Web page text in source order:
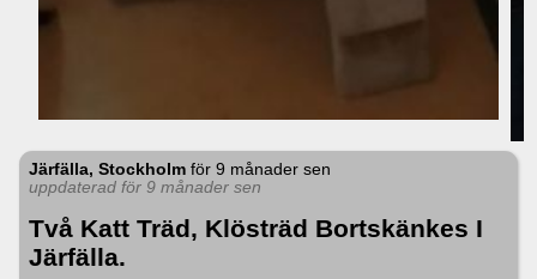
Järfälla, Stockholm för 9 månader sen
uppdaterad för 9 månader sen
Två Katt Träd, Klösträd Bortskänkes I
Järfälla.